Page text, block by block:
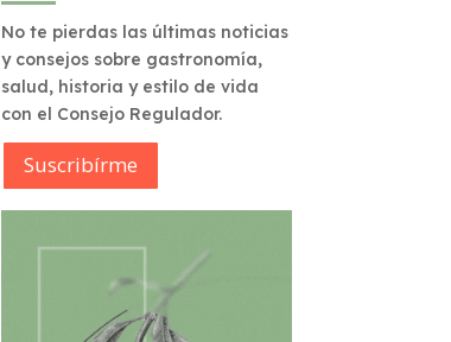
No te pierdas las últimas noticias
y consejos sobre gastronomía,
salud, historia y estilo de vida
con el Consejo Regulador.
Suscribírme